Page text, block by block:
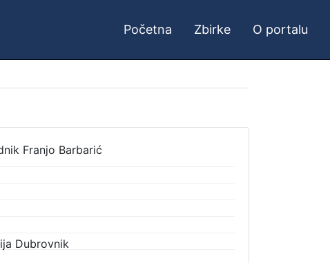
Početna Zbirke O portalu
Franjo Barbarić
Dubrovnik